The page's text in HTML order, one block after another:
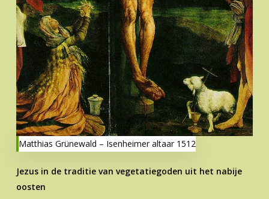
Matthias Grünewald – Isenheimer altaar 1512
Jezus in de traditie van vegetatiegoden uit het nabije
oosten